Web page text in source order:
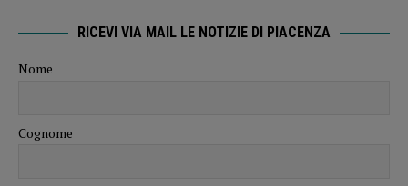
RICEVI VIA MAIL LE NOTIZIE DI PIACENZA
Nome
Cognome